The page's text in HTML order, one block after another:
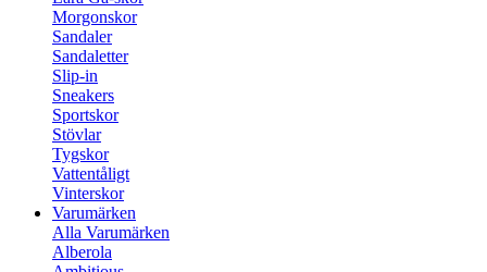
Morgonskor
Sandaler
Sandaletter
Slip-in
Sneakers
Sportskor
Stövlar
Tygskor
Vattentåligt
Vinterskor
Varumärken
Alla Varumärken
Alberola